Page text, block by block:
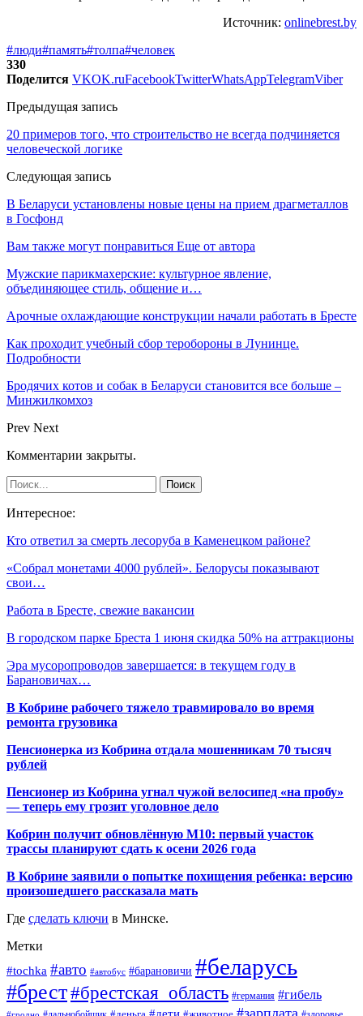
Источник: onlinebrest.by
#люди#память#толпа#человек
330
Поделится VKOK.ruFacebookTwitterWhatsAppTelegramViber
Предыдущая запись
20 примеров того, что строительство не всегда подчиняется
человеческой логике
Следующая запись
В Беларуси установлены новые цены на прием драгметаллов
в Госфонд
Вам также могут понравиться Еще от автора
Мужские парикмахерские: культурное явление,
объединяющее стиль, общение и…
Арочные охлаждающие конструкции начали работать в Бресте
Как проходит учебный сбор теробороны в Лунинце.
Подробности
Бродячих котов и собак в Беларуси становится все больше –
Минжилкомхоз
Prev Next
Комментарии закрыты.
Интересное:
Кто ответил за смерть лесоруба в Каменецком районе?
«Собрал монетами 4000 рублей». Белорусы показывают
свои…
Работа в Бресте, свежие вакансии
В городском парке Бреста 1 июня скидка 50% на аттракционы
Эра мусоропроводов завершается: в текущем году в
Барановичах…
В Кобрине рабочего тяжело травмировало во время
ремонта грузовика
Пенсионерка из Кобрина отдала мошенникам 70 тысяч
рублей
Пенсионер из Кобрина угнал чужой велосипед «на пробу»
— теперь ему грозит уголовное дело
Кобрин получит обновлённую М10: первый участок
трассы планируют сдать к осени 2026 года
В Кобрине заявили о попытке похищения ребенка: версию
произошедшего рассказала мать
Где сделать ключи в Минске.
Метки
#tochka #авто #автобус #барановичи #беларусь
#брест#брестская_область #германия #гибель
#дети #зарплата